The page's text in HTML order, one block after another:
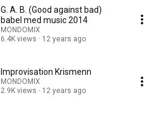
G. A. B. (Good against bad)
babel med music 2014
MONDOMIX
6.4K views
12 years ago
Improvisation Krismenn
MONDOMIX
2.9K views
12 years ago